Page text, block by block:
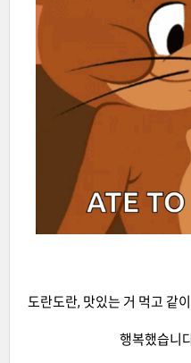
도란도란, 맛있는 거 먹고 같
행복했습니